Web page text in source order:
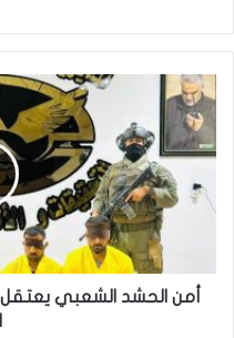
أمن
الحشد
الشعبي
يعتقل
مطلوبين
الأنبار